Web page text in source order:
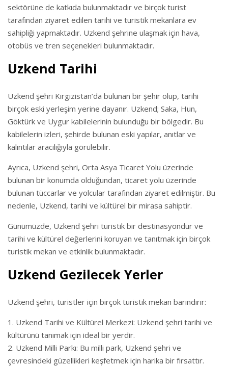
sektörüne de katkıda bulunmaktadır ve birçok turist
tarafından ziyaret edilen tarihi ve turistik mekanlara ev
sahipliği yapmaktadır. Uzkend şehrine ulaşmak için hava,
otobüs ve tren seçenekleri bulunmaktadır.
Uzkend Tarihi
Uzkend şehri Kırgızistan’da bulunan bir şehir olup, tarihi
birçok eski yerleşim yerine dayanır. Uzkend; Saka, Hun,
Göktürk ve Uygur kabilelerinin bulunduğu bir bölgedir. Bu
kabilelerin izleri, şehirde bulunan eski yapılar, anıtlar ve
kalıntılar aracılığıyla görülebilir.
Ayrıca, Uzkend şehri, Orta Asya Ticaret Yolu üzerinde
bulunan bir konumda olduğundan, ticaret yolu üzerinde
bulunan tüccarlar ve yolcular tarafından ziyaret edilmiştir. Bu
nedenle, Uzkend, tarihi ve kültürel bir mirasa sahiptir.
Günümüzde, Uzkend şehri turistik bir destinasyondur ve
tarihi ve kültürel değerlerini koruyan ve tanıtmak için birçok
turistik mekan ve etkinlik bulunmaktadır.
Uzkend Gezilecek Yerler
Uzkend şehri, turistler için birçok turistik mekan barındırır:
Uzkend Tarihi ve Kültürel Merkezi: Uzkend şehri tarihi ve
kültürünü tanımak için ideal bir yerdir.
Uzkend Milli Parkı: Bu milli park, Uzkend şehri ve
çevresindeki güzellikleri keşfetmek için harika bir fırsattır.